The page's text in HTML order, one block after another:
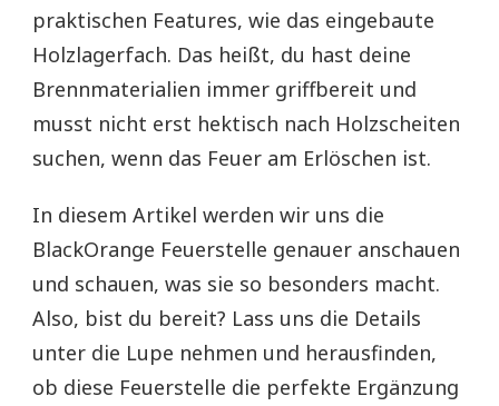
praktischen Features, wie das eingebaute
Holzlagerfach. Das heißt, du hast deine
Brennmaterialien immer griffbereit und
musst nicht erst hektisch nach Holzscheiten
suchen, wenn das Feuer am Erlöschen ist.
In diesem Artikel werden wir uns die
BlackOrange Feuerstelle genauer anschauen
und schauen, was sie so besonders macht.
Also, bist du bereit? Lass uns die Details
unter die Lupe nehmen und herausfinden,
ob diese Feuerstelle die perfekte Ergänzung